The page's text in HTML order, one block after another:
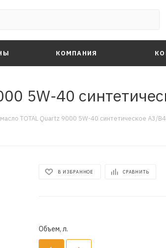
КОМПАНИЯ
5W-40
TOTAL Quartz 9000 5W-40 синтетическое A3/B4
В ИЗБРАННОЕ СРАВНИТЬ
Объем, л.